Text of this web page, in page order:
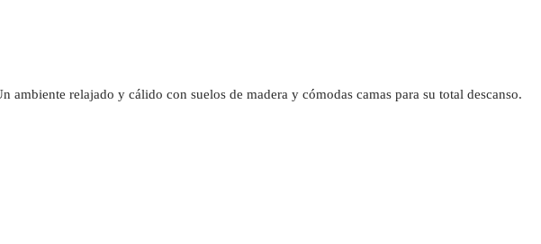
ambiente relajado y cálido con suelos de madera y cómodas camas para su total descanso.